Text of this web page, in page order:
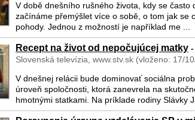
V době dnešního rušného života, kdy se často
začínáme přemýšlet více o sobě, o tom jak se
pohody. Jednou z možností je například me ...
Recept na život od nepočujúcej matky
Slovenská televízia, www.stv.sk (vloženo: 17/
V dnešnej relácii bude dominovať sociálna
úroveň spoločnosti, ktorá zanevrela na
hmotnými statkami. Na príklade rodiny Slávky